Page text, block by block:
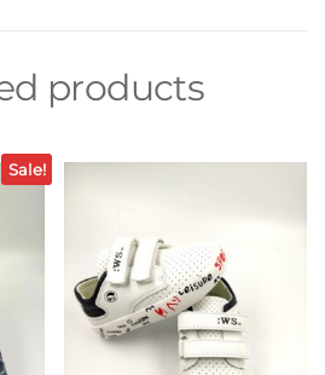
products
Sale!